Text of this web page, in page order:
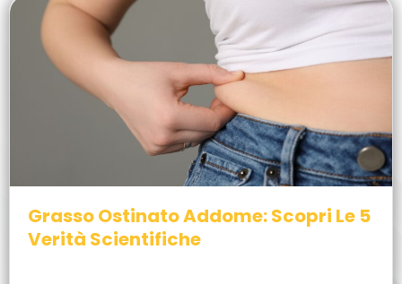
Grasso Ostinato Addome: Scopri Le 5
Verità Scientifiche